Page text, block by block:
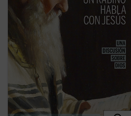
¿abandonarías tus convicciones
religiosas y tu ideología para seguirle, o
te aferrarías a ...
(ver ficha)